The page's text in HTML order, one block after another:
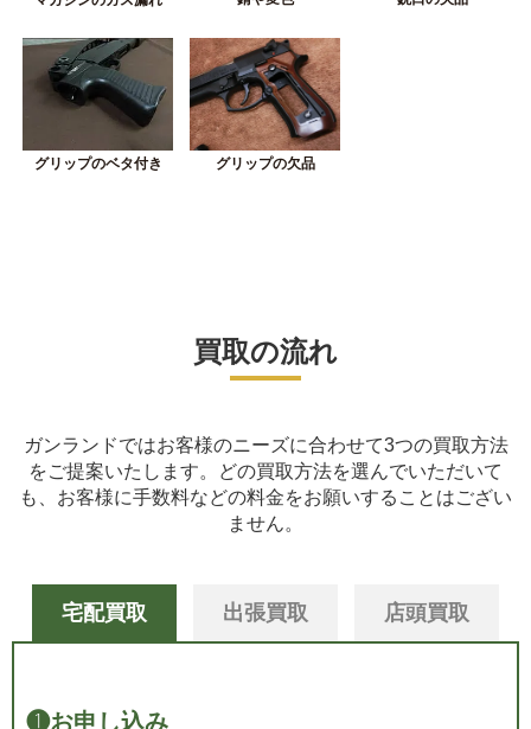
グリップのベタ付き グリップの欠品
買取の流れ
ガンランドではお客様のニーズに合わせて3つの買取方法
をご提案いたします。
どの買取方法を選んでいただいて
も、お客様に手数料などの料金をお願いすることはござい
ません。
宅配買取 出張買取 店頭買取
❶お申し込み